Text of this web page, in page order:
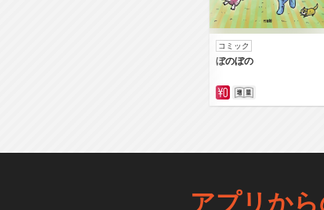
コミック
ぼのぼの
アプリか